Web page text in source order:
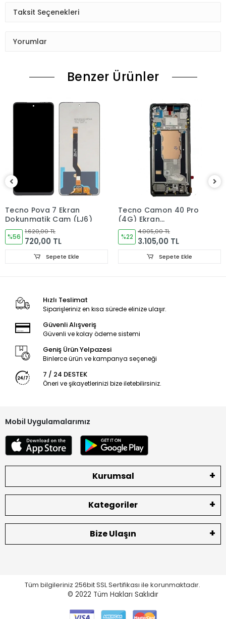
Siparişiniz kontrol ediniz.Telefon adres email gibi yanlışlık
düzenlenmesini isteyiniz.
Sizinle irtibata gecektir.
ekranı dışardan deneyiniz.) halde test ediniz.Sorun cıkarsa
Sorun yoksa Montajına Başlayın Sorumluluk Size aittir.
Montajı yapılmış,yapıştırılmış,kullanılmış ürünlerin iade ve
Ürün Değişimlerinde KARGO bedeli Bize aittir.Ürün
iadelerinde Kargo Bedelleri Müşteriye yansıtılır.
Ekran Türü
Taksit Seçenekleri
Yorumlar
Benzer Ürünler
Tecno Pova 7 Ekran
Dokunmatik Cam (LJ6)
%56
1.620,00 TL
720,00 TL
Sepete Ekle
Tecno Camon 40 Pro
(4G) Ekran
Dokunmatik Cam
ÇITALI ORJINAL ,CM6
%22
4.005,00 TL
3.105,00 TL
Sepete Ekle
Hızlı Teslimat
Siparişleriniz en kısa sürede elinize ulaşır.
Güvenli Alışveriş
Güvenli ve kolay ödeme sistemi
Geniş Ürün Yelpazesi
Binlerce ürün ve kampanya seçeneği
7 / 24 DESTEK
Öneri ve şikayetlerinizi bize iletebilirsiniz.
Mobil Uygulamalarımız
Kurumsal
Kategoriler
Bize Ulaşın
Tüm bilgileriniz 256bit SSL Sertifikası ile korunmaktadır.
© 2022 Tüm Hakları Saklıdır